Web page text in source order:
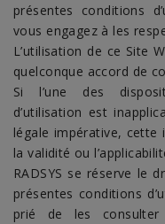
présentes conditions
vous engagez à les
L’utilisation de ce Site
quelconque accord de
Si l’une des
d’utilisation est
légale impérative, cette
la validité ou
RADSYS se réserve le
présentes conditions
prié de les consulter